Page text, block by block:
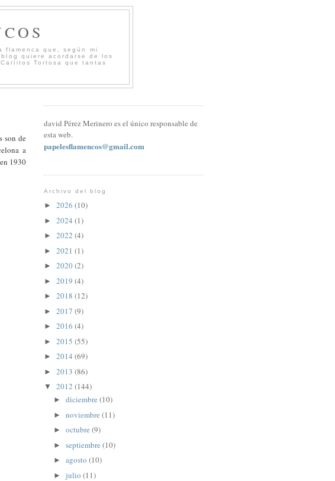
flamenca que, según mi
quiere acordarse de los
Tortosa que tantas
son de
a
1930
david Pérez Merinero es el único responsable de
esta web.
papelesflamencos@gmail.com
Archivo del blog
► 2026 (10)
► 2024 (1)
► 2022 (4)
► 2021 (1)
► 2020(2)
► 2019 (4)
► 2018 (12)
► 2017 (9)
► 2016 (4)
► 2015 (55)
► 2014 (69)
► 2013 (86)
▼ 2012 (144)
► diciembre (10)
► noviembre (11)
► octubre (9)
► septiembre (10)
► agosto (10)
► julio (11)